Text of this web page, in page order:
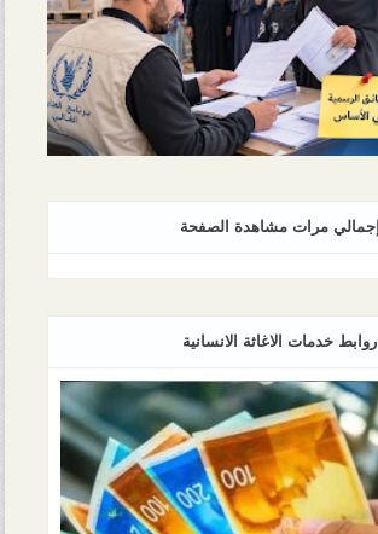
إجمالي مرات مشاهدة الصفحة
روابط خدمات الاغاثة الانسانية